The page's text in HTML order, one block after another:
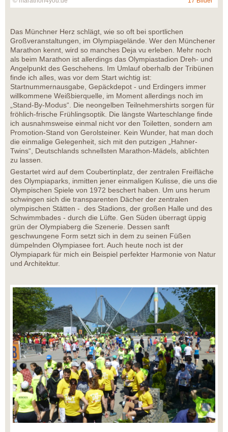
Das Münchner Herz schlägt, wie so oft bei sportlichen
Großveranstaltungen, im Olympiagelände. Wer den Münchener
Marathon kennt, wird so manches Deja vu erleben. Mehr noch
als beim Marathon ist allerdings das Olympiastadion Dreh- und
Angelpunkt des Geschehens. Im Umlauf oberhalb der Tribünen
finde ich alles, was vor dem Start wichtig ist:
Startnummernausgabe, Gepäckdepot - und Erdingers immer
willkommene Weißbierquelle, im Moment allerdings noch im
„Stand-By-Modus“. Die neongelben Teilnehmershirts sorgen für
fröhlich-frische Frühlingsoptik. Die längste Warteschlange finde
ich ausnahmsweise einmal nicht vor den Toiletten, sondern am
Promotion-Stand von Gerolsteiner. Kein Wunder, hat man doch
die einmalige Gelegenheit, sich mit den putzigen „Hahner-
Twins“, Deutschlands schnellsten Marathon-Mädels, ablichten
zu lassen.
Gestartet wird auf dem Coubertinplatz, der zentralen Freifläche
des Olympiaparks, inmitten jener einmaligen Kulisse, die uns die
Olympischen Spiele von 1972 beschert haben. Um uns herum
schwingen sich die transparenten Dächer der zentralen
olympischen Stätten - des Stadions, der großen Halle und des
Schwimmbades - durch die Lüfte. Gen Süden überragt üppig
grün der Olympiaberg die Szenerie. Dessen sanft
geschwungene Form setzt sich in dem zu seinen Füßen
dümpelnden Olympiasee fort. Auch heute noch ist der
Olympiapark für mich ein Beispiel perfekter Harmonie von Natur
und Architektur.